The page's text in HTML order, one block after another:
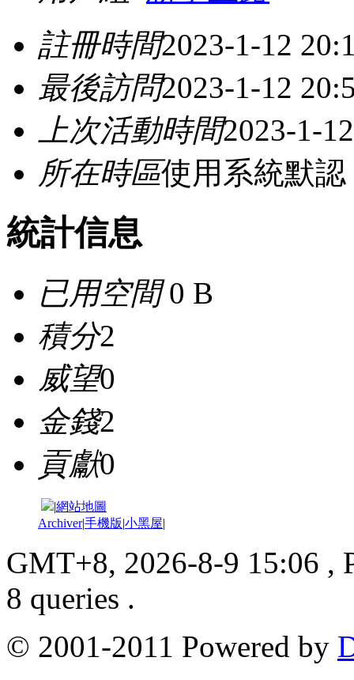
註冊時間2023-1-12
最後訪問2023-1-12
上次活動時間2023-1-
所在時區使用系統默認
統計信息
已用空間0 B
積分2
威望0
金錢2
貢獻0
|網站地圖
Archiver|手機版|小黑屋|
GMT+8, 2026-8-9 15:06 ,
8 queries .
© 2001-2011 Powered by